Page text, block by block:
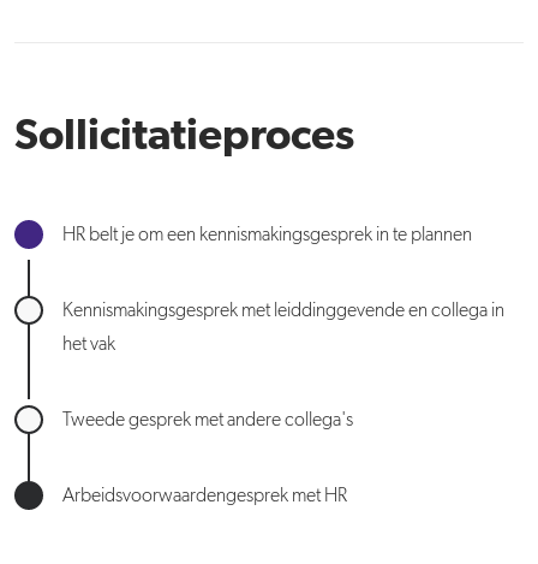
Sollicitatieproces
HR belt je om een kennismakingsgesprek in te plannen
Kennismakingsgesprek met leiddinggevende en collega in
het vak
Tweede gesprek met andere collega's
Arbeidsvoorwaardengesprek met HR